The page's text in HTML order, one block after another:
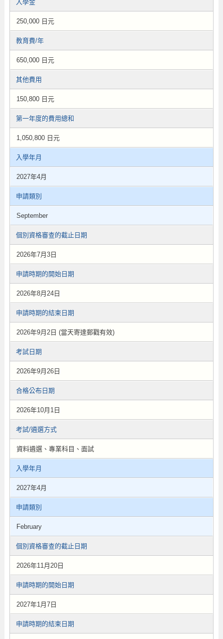
入學金
250,000 日元
教育費/年
650,000 日元
其他費用
150,800 日元
第一年度的費用總和
1,050,800 日元
入學年月
2027年4月
申請類別
September
個別資格審查的截止日期
2026年7月3日
申請時期的開始日期
2026年8月24日
申請時期的結束日期
2026年9月2日 (當天寄達郵戳有效)
考試日期
2026年9月26日
合格公布日期
2026年10月1日
考試/遴選方式
資料遴選、專業科目、面試
入學年月
2027年4月
申請類別
February
個別資格審查的截止日期
2026年11月20日
申請時期的開始日期
2027年1月7日
申請時期的結束日期